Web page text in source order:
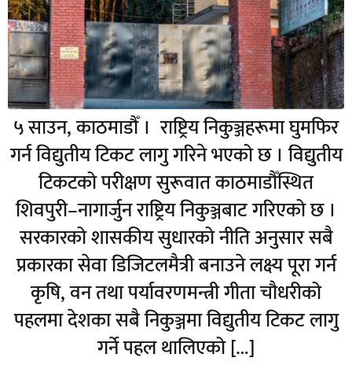
५ साउन, काठमाडौँ । राष्ट्रिय निकुञ्जहरूमा घुमफिर
गर्न विद्युतीय टिकट लागु गरिने भएको छ । विद्युतीय
टिकटको परीक्षण सुरूवात काठमाडौँस्थित
शिवपुरी–नागार्जुन राष्ट्रिय निकुञ्जबाट गरिएको छ ।
सरकारको शासकीय सुधारको नीति अनुसार सबै
प्रकारका सेवा डिजिटलमैत्री बनाउने लक्ष्य पूरा गर्न
कृषि, वन तथा पर्यावरणमन्त्री गीता चौधरीको
पहलमा देशका सबै निकुञ्जमा विद्युतीय टिकट लागु
गर्ने पहल थालिएको […]